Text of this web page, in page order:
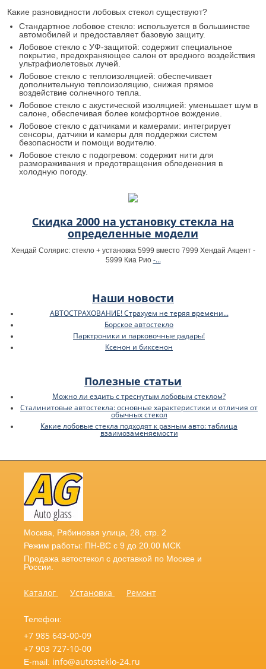
Какие разновидности лобовых стекол существуют?
Стандартное лобовое стекло: используется в большинстве
автомобилей и предоставляет базовую защиту.
Лобовое стекло с УФ-защитой: содержит специальное
покрытие, предохраняющее салон от вредного воздействия
ультрафиолетовых лучей.
Лобовое стекло с теплоизоляцией: обеспечивает
дополнительную теплоизоляцию, снижая прямое
воздействие солнечного тепла.
Лобовое стекло с акустической изоляцией: уменьшает шум в
салоне, обеспечивая более комфортное вождение.
Лобовое стекло с датчиками и камерами: интегрирует
сенсоры, датчики и камеры для поддержки систем
безопасности и помощи водителю.
Лобовое стекло с подогревом: содержит нити для
размораживания и предотвращения обледенения в
холодную погоду.
Скидка 2000 на установку стекла на
определенные модели
Хендай Солярис: стекло + установка 5999 вместо 7999 Хендай Акцент -
5999 Киа Рио -...
Наши новости
АВТОСТРАХОВАНИЕ! Страхуем не теряя времени...
Борское автостекло
Парктроники и парковочные радары!
Ксенон и биксенон
Полезные статьи
Можно ли ездить с треснутым лобовым стеклом?
Сталинитовые автостекла: основные характеристики и отличия от
обычных стекол
Какие лобовые стекла подходят к разным авто: таблица
взаимозаменяемости
Москва, Рябиновая улица, 28, стр. 2
Режим работы: ПН-ВС с 9 до 20.00 МСК
Продажа автостекол с доставкой по Москве и
России.
Каталог Установка Ремонт
Телефон:
+7 985 643-00-09
+7 903 727-10-00
E-mail: info@autosteklo-24.ru